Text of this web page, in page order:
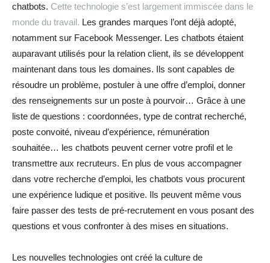
chatbots. Cette technologie s’est largement immiscée dans le
monde du travail. Les grandes marques l’ont déjà adopté,
notamment sur Facebook Messenger. Les chatbots étaient
auparavant utilisés pour la relation client, ils se développent
maintenant dans tous les domaines. Ils sont capables de
résoudre un problème, postuler à une offre d’emploi, donner
des renseignements sur un poste à pourvoir… Grâce à une
liste de questions : coordonnées, type de contrat recherché,
poste convoité, niveau d’expérience, rémunération
souhaitée… les chatbots peuvent cerner votre profil et le
transmettre aux recruteurs. En plus de vous accompagner
dans votre recherche d’emploi, les chatbots vous procurent
une expérience ludique et positive. Ils peuvent même vous
faire passer des tests de pré-recrutement en vous posant des
questions et vous confronter à des mises en situations.
Les nouvelles technologies ont créé la culture de